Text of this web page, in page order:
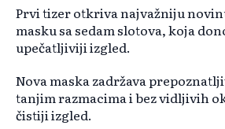
Prvi tizer otkriva najvažniju
masku sa sedam slotova, koja
upečatljiviji izgled.
Nova maska zadržava
tanjim razmacima i bez vidljivih
čistiji izgled.